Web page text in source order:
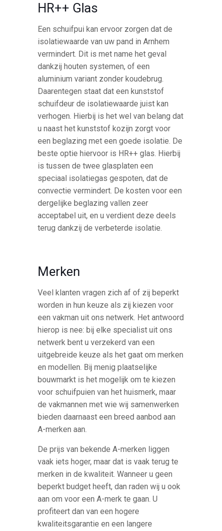
HR++ Glas
Een schuifpui kan ervoor zorgen dat de
isolatiewaarde van uw pand in Arnhem
vermindert. Dit is met name het geval
dankzij houten systemen, of een
aluminium variant zonder koudebrug.
Daarentegen staat dat een kunststof
schuifdeur de isolatiewaarde juist kan
verhogen. Hierbij is het wel van belang dat
u naast het kunststof kozijn zorgt voor
een beglazing met een goede isolatie. De
beste optie hiervoor is HR++ glas. Hierbij
is tussen de twee glasplaten een
speciaal isolatiegas gespoten, dat de
convectie vermindert. De kosten voor een
dergelijke beglazing vallen zeer
acceptabel uit, en u verdient deze deels
terug dankzij de verbeterde isolatie.
Merken
Veel klanten vragen zich af of zij beperkt
worden in hun keuze als zij kiezen voor
een vakman uit ons netwerk. Het antwoord
hierop is nee: bij elke specialist uit ons
netwerk bent u verzekerd van een
uitgebreide keuze als het gaat om merken
en modellen. Bij menig plaatselijke
bouwmarkt is het mogelijk om te kiezen
voor schuifpuien van het huismerk, maar
de vakmannen met wie wij samenwerken
bieden daarnaast een breed aanbod aan
A-merken aan.
De prijs van bekende A-merken liggen
vaak iets hoger, maar dat is vaak terug te
merken in de kwaliteit. Wanneer u geen
beperkt budget heeft, dan raden wij u ook
aan om voor een A-merk te gaan. U
profiteert dan van een hogere
kwaliteitsgarantie en een langere